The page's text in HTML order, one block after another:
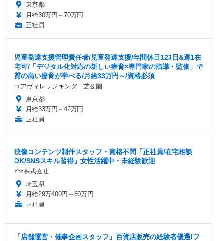
東京都
月給30万円～70万円
正社員
児童発達支援管理責任者/児童発達⽀援/年間休日123日&週1在
宅可/「デジタル化対応の新しい療育×専門家の指導・監修」で
質の高い療育が学べる/月給33万円～/資格必須
コアヴィレッジキンダー芝公園
東京都
月給33万円～42万円
正社員
映像コンテンツ制作スタッフ・資格不問「正社員/在宅相談
OK/SNSスキル習得」女性活躍中・未経験歓迎
Yts株式会社
埼玉県
月給29万400円～60万円
正社員
「店舗運営・催事企画スタッフ」百貨店販売の経験者優遇!フ